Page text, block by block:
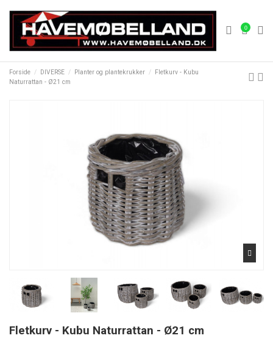
0
Forside DIVERSE Planter og plantekrukker
Fletkurv - Kubu
Naturrattan - Ø21 cm
Fletkurv - Kubu Naturrattan - Ø21 cm